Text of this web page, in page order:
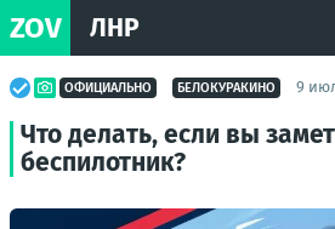
ZOV ЛНР
ОФИЦИАЛЬНО БЕЛОКУРАКИНО 9
Что делать, если вы
беспилотник?